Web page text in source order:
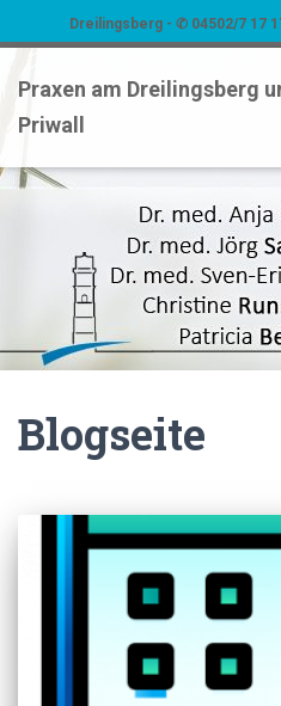
Dreilingsberg - ✆ 04502/7 17
Praxen am Dreilingsberg
Priwall
Blogseite